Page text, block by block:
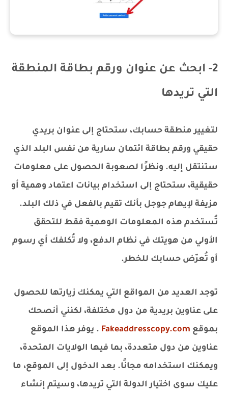
2- ابحث عن عنوان ورقم بطاقة المنطقة
التي تريدها
لتغيير منطقة حسابك، ستحتاج إلى عنوان بريدي
حقيقي ورقم بطاقة ائتمان سارية من نفس البلد الذي
ستنتقل إليه. ونظرًا لصعوبة الحصول على معلومات
حقيقية، ستحتاج إلى استخدام بيانات اعتماد وهمية أو
مزيفة لإيهام جوجل بأنك تقيم بالفعل في ذلك البلد.
تُستخدم هذه المعلومات الوهمية فقط للتحقق
الأولي من هويتك في نظام الدفع، ولا تُكلفك أي رسوم
أو تُعرّض حسابك للخطر.
توجد العديد من المواقع التي يمكنك زيارتها للحصول
على عناوين بريدية من دول مختلفة، لكنني أنصحك
بموقع Fakeaddresscopy.com . يوفر هذا الموقع
عناوين من دول متعددة، بما فيها الولايات المتحدة،
ويمكنك استخدامه مجانًا. بعد الدخول إلى الموقع، ما
عليك سوى اختيار الدولة التي تريدها، وسيتم إنشاء